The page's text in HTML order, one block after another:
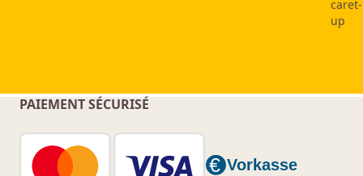
PAIEMENT SÉCURISÉ